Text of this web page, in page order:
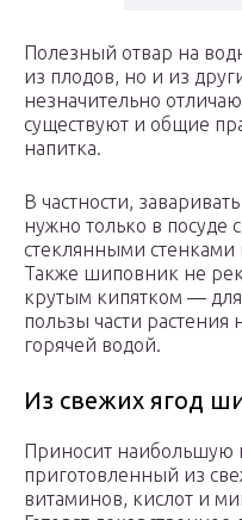
Полезный отвар на
из плодов, но и из
незначительно
существуют и общие
напитка.
В частности,
нужно только в посуде
стеклянными
Также шиповник не
крутым кипятком —
пользы части растения
горячей водой.
Из свежих ягод
Приносит наибольшую
приготовленный из
витаминов, кислот и